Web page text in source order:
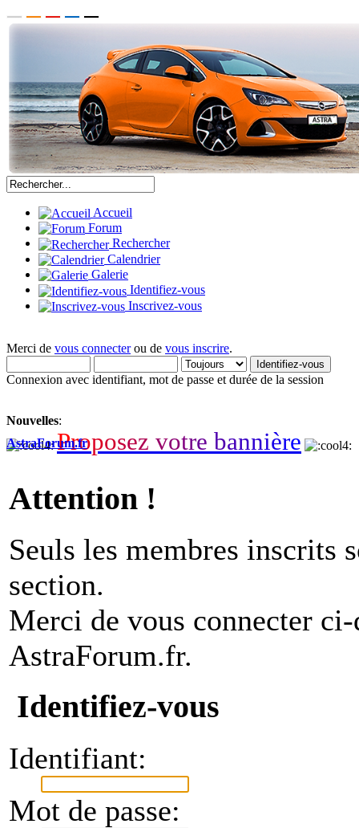
Accueil
Forum
Rechercher
Calendrier
Galerie
Identifiez-vous
Inscrivez-vous
Merci de vous connecterou de vous inscrire.
Connexion avec identifiant, mot de passe et durée de la session
Nouvelles:
Proposez votre bannière
AstraForum.fr
Attention !
Seuls les membres inscrits
section.
Merci de vous connecter
AstraForum.fr.
Identifiez-vous
Identifiant:
Mot de passe: